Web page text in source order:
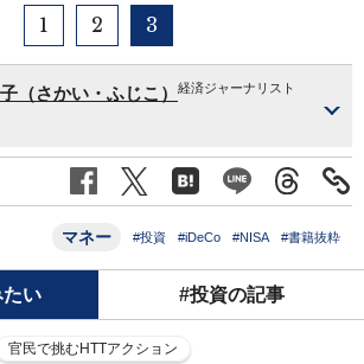
1 2 3
（さかい・ふじこ） 経済ジャーナリスト
マネー #投資 #iDeCo #NISA #書籍抜粋
たい #投資の記事
官民で挑むHTTアクション